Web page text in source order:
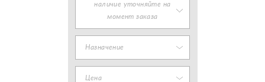
наличие уточняйте на
момент заказа
Назначение
Цена